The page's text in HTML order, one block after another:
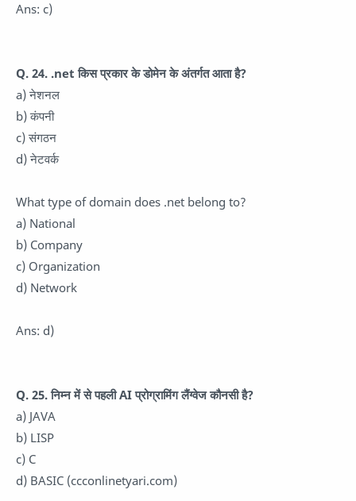
Ans: c)
Q. 24. .net किस प्रकार के डोमेन के अंतर्गत आता है?
a) नेशनल
b) कंपनी
c) संगठन
d) नेटवर्क
What type of domain does .net belong to?
a) National
b) Company
c) Organization
d) Network
Ans: d)
Q. 25. निम्न में से पहली AI प्रोग्रामिंग लैंग्वेज कौनसी है?
a) JAVA
b) LISP
c) C
d) BASIC (ccconlinetyari.com)